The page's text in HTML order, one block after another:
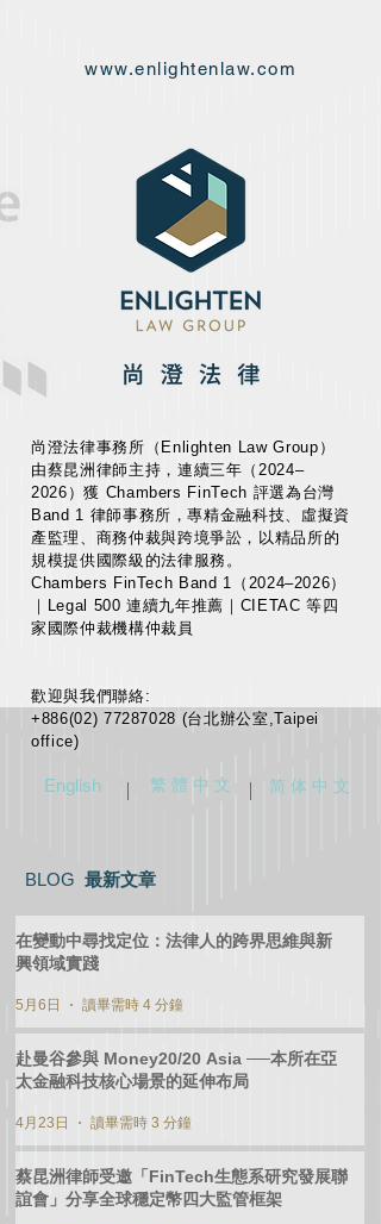
www.enlightenlaw.com
尚澄法律事務所（Enlighten Law Group）
由蔡昆洲律師主持，連續三年（2024–
2026）獲 Chambers FinTech 評選為台灣
Band 1 律師事務所，專精金融科技、虛擬資
產監理、商務仲裁與跨境爭訟，以精品所的
規模提供國際級的法律服務。
Chambers FinTech Band 1（2024–2026）
｜Legal 500 連續九年推薦｜CIETAC 等四
家國際仲裁機構仲裁員
歡迎與我們聯絡:
+886(02) 77287028 (台北辦公室,Taipei
office)
English 繁 體 中 文 简 体 中 文
​BLOG 最新文章
在變動中尋找定位：法律人的跨界思維與新
興領域實踐
5月6日 讀畢需時 4 分鐘
赴曼谷參與 Money20/20 Asia ──本所在亞
太金融科技核心場景的延伸布局
4月23日 讀畢需時 3 分鐘
蔡昆洲律師受邀「FinTech生態系研究發展聯
誼會」分享全球穩定幣四大監管框架